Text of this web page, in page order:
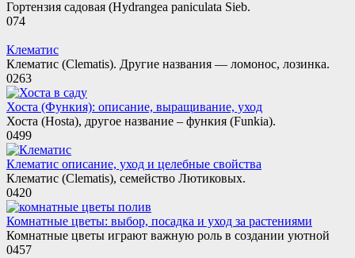
Гортензия садовая (Hydrangea paniculata Sieb.
074
Клематис
Клематис (Clematis). Другие названия — ломонос, лозинка.
0263
Хоста (Функия): описание, выращивание, уход
Хоста (Hosta), другое название – функия (Funkia).
0499
Клематис описание, уход и целебные свойства
Клематис (Clematis), семейство Лютиковых.
0420
Комнатные цветы: выбор, посадка и уход за растениями
Комнатные цветы играют важную роль в создании уютной
0457